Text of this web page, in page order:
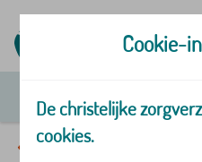
Vergoedingen en zorg
Cookie-
De christelijke
cookies.